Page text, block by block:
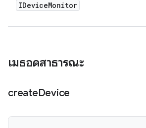
IDeviceMonitor
เมธอดสาธารณะ
createDevice